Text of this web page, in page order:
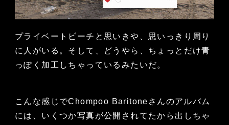
プライベートビーチと思いきや、思いっきり周り
に人がいる。そして、どうやら、ちょっとだけ青
っぽく加工しちゃっているみたいだ。
こんな感じでChompoo Baritoneさんのアルバム
には、いくつか写真が公開されてたから出しちゃ